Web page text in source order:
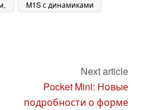
M1S с динамиками
Next article
Pocket Mini: Новые
подробности о форме